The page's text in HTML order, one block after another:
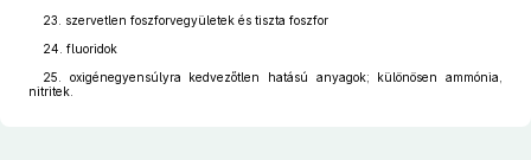
23. szervetlen foszforvegyületek és tiszta foszfor
24. fluoridok
25. oxigénegyensúlyra kedvezőtlen hatású anyagok; különösen ammónia,
nitritek.